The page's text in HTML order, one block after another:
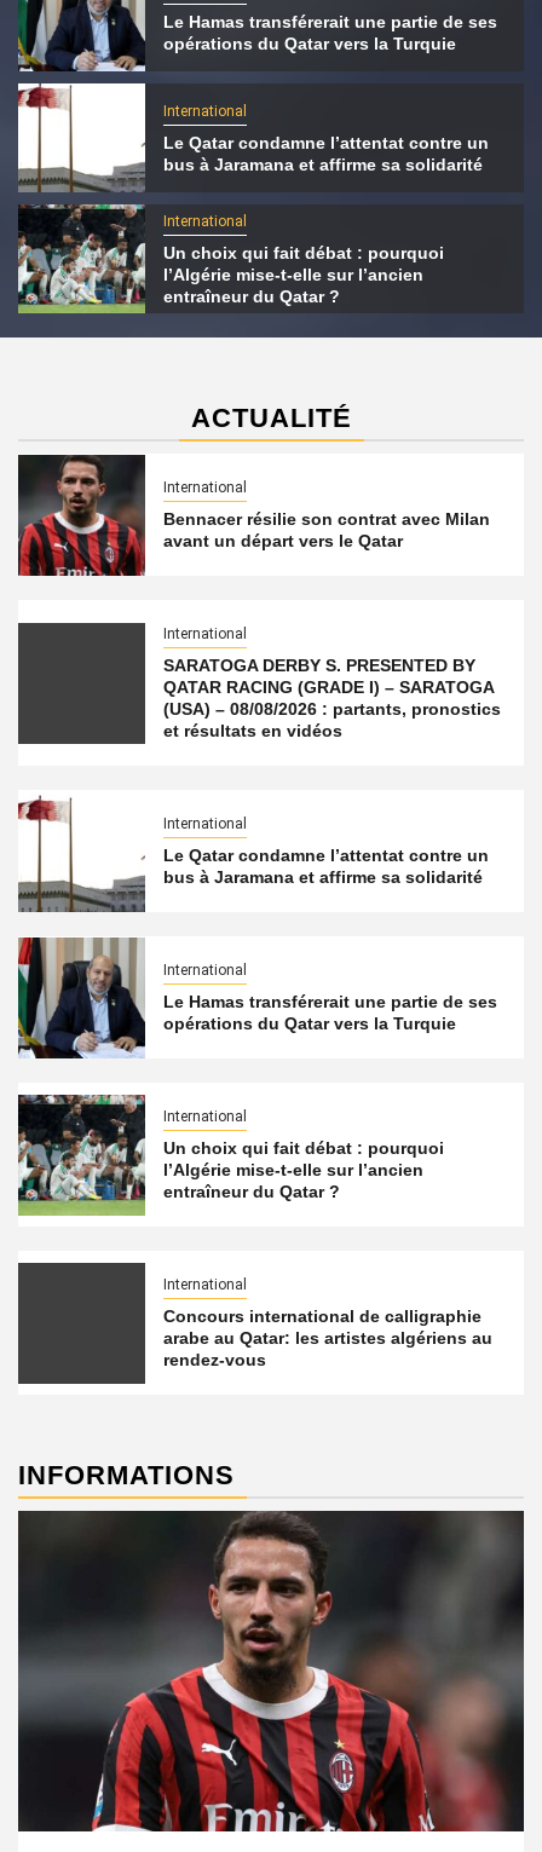
Le Hamas transférerait une partie de ses
opérations du Qatar vers la Turquie
International
Le Qatar condamne l’attentat contre un
bus à Jaramana et affirme sa solidarité
International
Un choix qui fait débat : pourquoi
l’Algérie mise-t-elle sur l’ancien
entraîneur du Qatar ?
ACTUALITÉ
International
Bennacer résilie son contrat avec Milan
avant un départ vers le Qatar
International
SARATOGA DERBY S. PRESENTED BY
QATAR RACING (GRADE I) – SARATOGA
(USA) – 08/08/2026 : partants, pronostics
et résultats en vidéos
International
Le Qatar condamne l’attentat contre un
bus à Jaramana et affirme sa solidarité
International
Le Hamas transférerait une partie de ses
opérations du Qatar vers la Turquie
International
Un choix qui fait débat : pourquoi
l’Algérie mise-t-elle sur l’ancien
entraîneur du Qatar ?
International
Concours international de calligraphie
arabe au Qatar: les artistes algériens au
rendez-vous
INFORMATIONS